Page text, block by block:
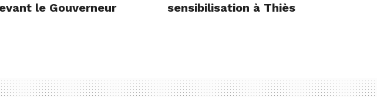
le Gouverneur
sensibilisation à Thiès